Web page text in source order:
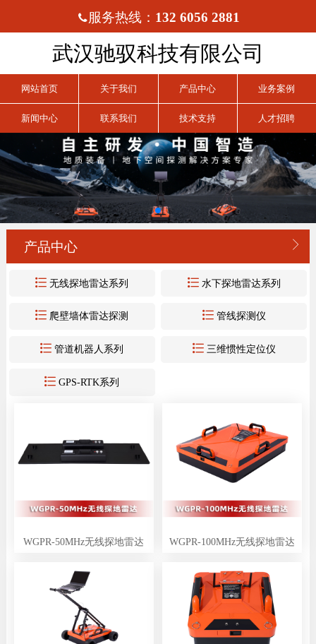
服务热线： 132 6056 2881
武汉驰驭科技有限公司
网站首页 关于我们 产品中心 业务案例
新闻中心 联系我们 技术支持 人才招聘
产品中心 
 无线探地雷达系列 水下探地雷达系列
 爬壁墙体雷达探测 管线探测仪
 管道机器人系列 三维惯性定位仪
 GPS-RTK系列
WGPR-50MHz无线探地雷达 WGPR-100MHz无线探地雷达